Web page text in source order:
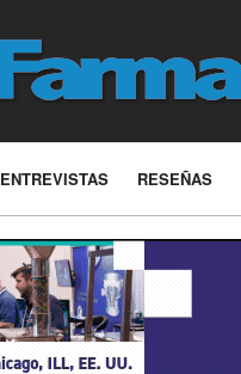
ENTREVISTAS RESEÑAS